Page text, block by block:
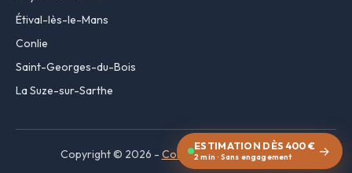
Étival-lès-le-Mans
Conlie
Saint-Georges-du-Bois
La Suze-sur-Sarthe
Copyright © 2026 - Contact·Mentions légales
ESTIMATION DÈS 400 €
2 min · Sans engagement →